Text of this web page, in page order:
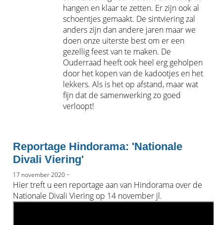
hangen en klaar te zetten. Er zijn ook al
schoentjes gemaakt. De sintviering zal
anders zijn dan andere jaren maar we
doen onze uiterste best om er een
gezellig feest van te maken. De
Ouderraad heeft ook heel erg geholpen
door het kopen van de kadootjes en het
lekkers. Als is het op afstand, maar wat
fijn dat de samenwerking zo goed
verloopt!
Reportage Hindorama: 'Nationale
Divali Viering'
17 november 2020 -
Hier treft u een reportage aan van Hindorama over de
Nationale Divali Viering op 14 november jl.